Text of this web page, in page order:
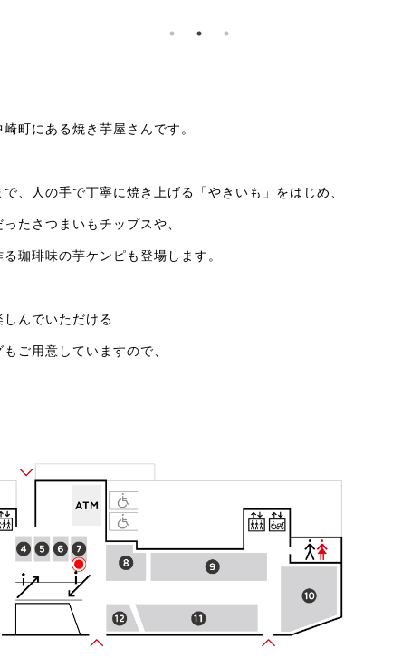
町にある焼き芋屋さんです。
、人の手で丁寧に焼き上げる「やきいも」をはじめ、
たさつまいもチップスや、
珈琲味の芋ケンピも登場します。
んでいただける
ご用意していますので、